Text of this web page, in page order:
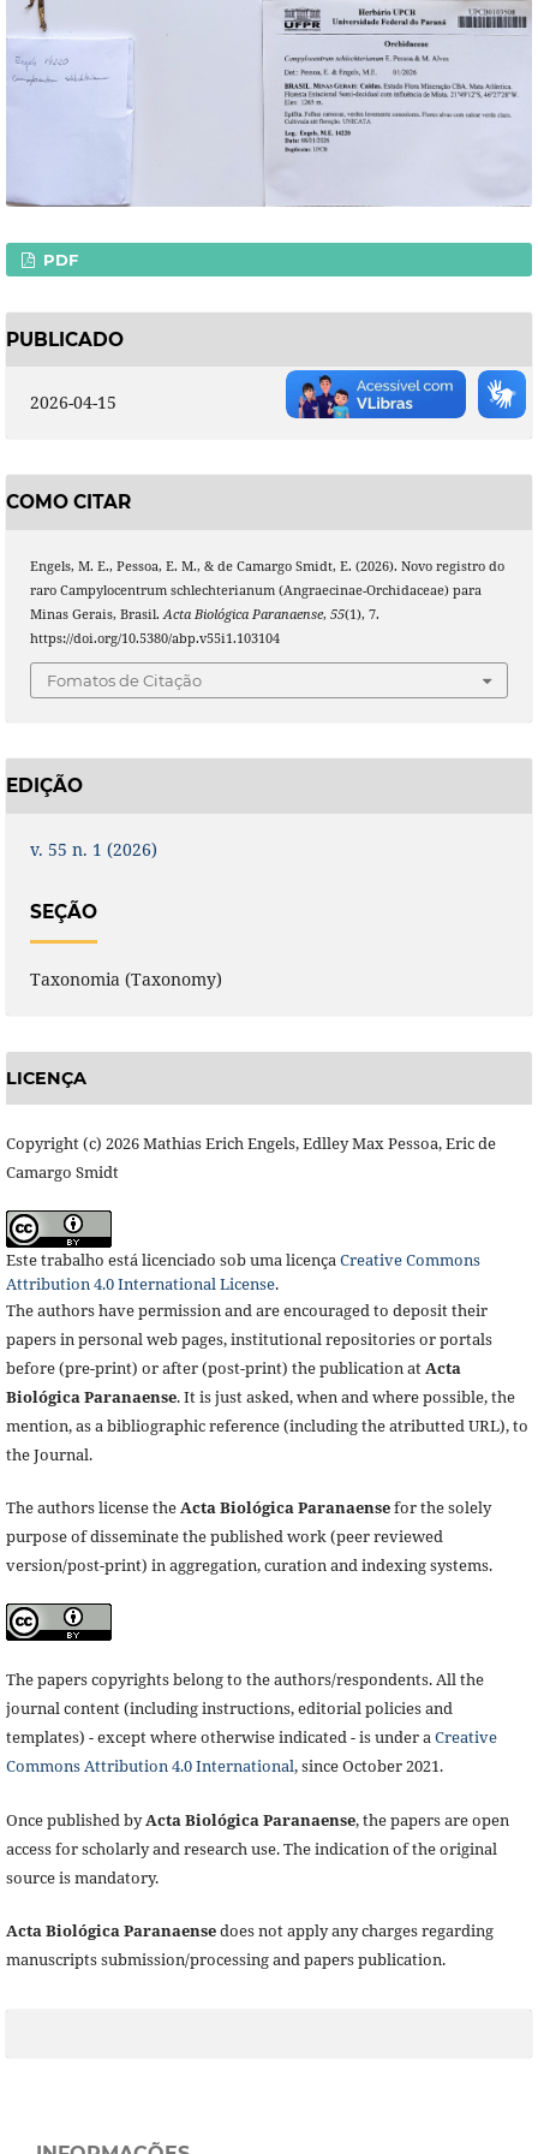
PDF
PUBLICADO
2026-04-15
COMO CITAR
Engels, M. E., Pessoa, E. M., & de Camargo Smidt, E. (2026). Novo registro do
raro Campylocentrum schlechterianum (Angraecinae-Orchidaceae) para
Minas Gerais, Brasil. Acta Biológica Paranaense, 55(1), 7.
https://doi.org/10.5380/abp.v55i1.103104
Fomatos de Citação
EDIÇÃO
v. 55 n. 1 (2026)
SEÇÃO
Taxonomia (Taxonomy)
LICENÇA
Copyright (c) 2026 Mathias Erich Engels, Edlley Max Pessoa, Eric de
Camargo Smidt
Este trabalho está licenciado sob uma licençaCreative Commons
Attribution 4.0 International License.
The authors have permission and are encouraged to deposit their
papers in personal web pages, institutional repositories or portals
before (pre-print) or after (post-print) the publication atActa
Biológica Paranaense. It is just asked, when and where possible, the
mention, as a bibliographic reference (including the atributted URL), to
the Journal.
The authors license theActa Biológica Paranaensefor the solely
purpose of disseminate the published work (peer reviewed
version/post-print) in aggregation, curation and indexing systems.
The papers copyrights belong to the authors/respondents. All the
journal content (including instructions, editorial policies and
templates) - except where otherwise indicated - is under aCreative
Commons Attribution 4.0 International, since October 2021.
Once published byActa Biológica Paranaense, the papers are open
access for scholarly and research use. The indication of the original
source is mandatory.
Acta Biológica Paranaensedoes not apply any charges regarding
manuscripts submission/processing and papers publication.